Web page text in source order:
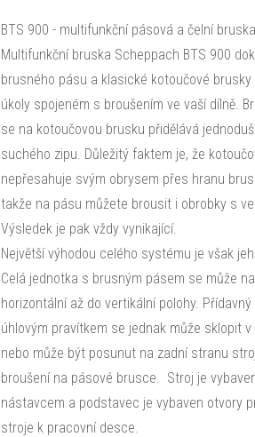
BTS 900 - multifunkční pásová a čelní bruska
Multifunkční bruska Scheppach BTS 900
brusného pásu a klasické kotoučové
úkoly spojeném s broušením ve vaší dílně.
se na kotoučovou brusku přidělává
suchého zipu. Důležitý faktem je, že
nepřesahuje svým obrysem přes hranu
takže na pásu můžete brousit i obrobky s
Výsledek je pak vždy vynikající.
Největší výhodou celého systému je však
Celá jednotka s brusným pásem se může
horizontální až do vertikální polohy.
úhlovým pravítkem se jednak může sklopit v
nebo může být posunut na zadní stranu
broušení na pásové brusce. Stroj je
nástavcem a podstavec je vybaven otvory
stroje k pracovní desce.